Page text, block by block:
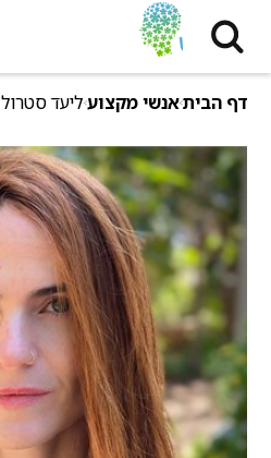
דף הביתאנשי מקצועליעד סטרול